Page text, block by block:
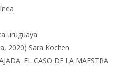
uruguaya
2020) Sara Kochen
EL CASO DE LA MAESTRA